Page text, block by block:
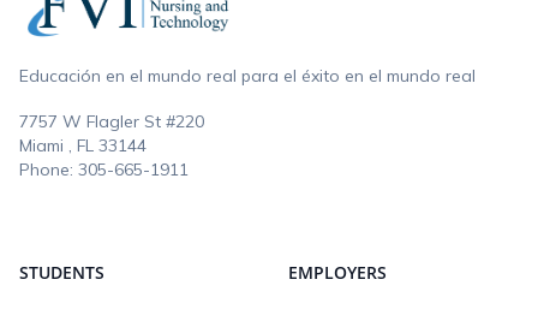
Educación en el mundo real para el éxito en el mundo real
7757 W Flagler St #220
Miami , FL 33144
Phone: 305-665-1911
STUDENTS EMPLOYERS